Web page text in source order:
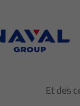
Et des